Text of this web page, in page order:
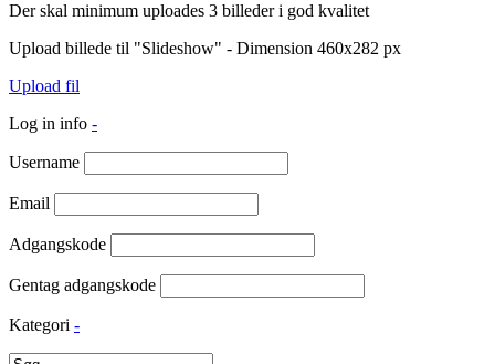
Der skal minimum uploades 3 billeder i god kvalitet
Upload billede til "Slideshow" - Dimension 460x282 px
Upload fil
Log in info -
Username
Email
Adgangskode
Gentag adgangskode
Kategori -